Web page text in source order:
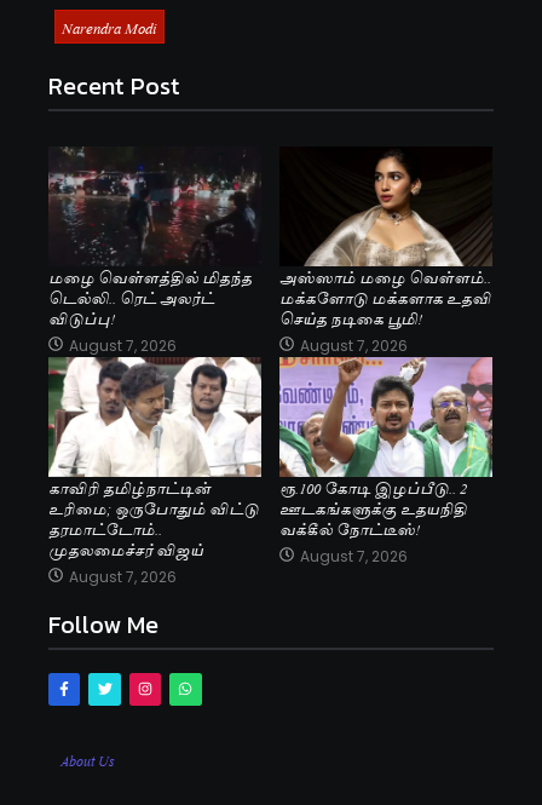
Narendra Modi
Recent Post
மழை வெள்ளத்தில் மிதந்த
டெல்லி.. ரெட் அலர்ட்
விடுப்பு!
August 7, 2026
அஸ்ஸாம் மழை வெள்ளம்..
மக்களோடு மக்களாக உதவி
செய்த நடிகை பூமி!
August 7, 2026
காவிரி தமிழ்நாட்டின்
உரிமை; ஒருபோதும் விட்டு
தரமாட்டோம்..
முதலமைச்சர் விஜய்
August 7, 2026
ரூ.100 கோடி இழப்பீடு.. 2
ஊடகங்களுக்கு உதயநிதி
வக்கீல் நோட்டீஸ்!
August 7, 2026
Follow Me
About Us